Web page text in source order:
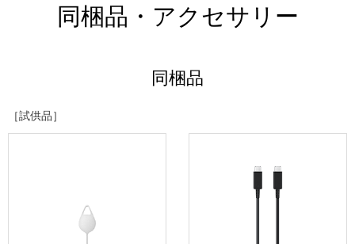
同梱品・アクセサリー
同梱品
［試供品］